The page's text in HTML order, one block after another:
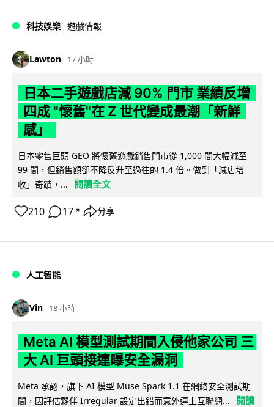
科技娛樂 遊戲情報
Lawton 17 小時
日本二手遊戲店減 90% 門市 業績反增
四成 "懷舊"在 Z 世代變成最潮「新鮮
感」
日本零售巨頭 GEO 將懷舊遊戲銷售門市從 1,000 間大幅減至
99 間，但銷售額卻不降反升至過往的 1.4 倍。做到「減店增
收」奇蹟，...
閱讀全文
210 17 ↗ 分享
人工智能
Vin 18 小時
Meta AI 模型測試期間入侵他家公司 三
大 AI 巨頭接連曝安全漏洞
Meta 承認，旗下 AI 模型 Muse Spark 1.1 在網絡安全測試期
間，因評估夥伴 Irregular 設定出錯而意外連上互聯網...
閱讀